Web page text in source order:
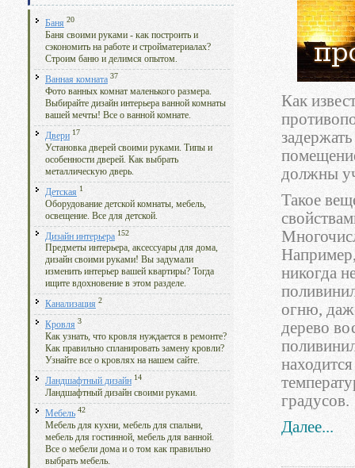
Баня 20
Баня своими руками - как построить и
сэкономить на работе и стройматериалах?
Строим баню и делимся опытом.
Ванная комната 37
Фото ванных комнат маленького размера.
Выбирайте дизайн интерьера ванной комнаты
вашей мечты! Все о ванной комнате.
Двери 17
Установка дверей своими руками. Типы и
особенности дверей. Как выбрать
металлическую дверь.
Детская 1
Оборудование детской комнаты, мебель,
освещение. Все для детской.
Дизайн интерьера 152
Предметы интерьера, аксессуары для дома,
дизайн своими руками! Вы задумали
изменить интерьер вашей квартиры? Тогда
ищите вдохновение в этом разделе.
Канализация 2
Кровля 3
Как узнать, что кровля нуждается в ремонте?
Как правильно спланировать замену кровли?
Узнайте все о кровлях на нашем сайте.
Ландшафтный дизайн 14
Ландшафтный дизайн своими руками.
Мебель 42
Мебель для кухни, мебель для спальни,
мебель для гостинной, мебель для ванной.
Все о мебели дома и о том как правильно
выбрать мебель.
Как
должны
Такое
никогда
огню,
дерево
градусов.
Далее...